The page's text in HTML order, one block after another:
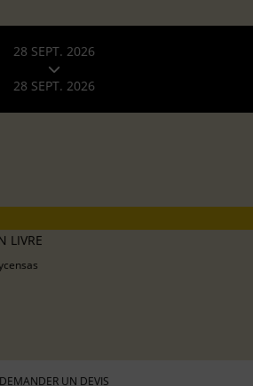
28 SEPT. 2026
28 SEPT. 2026
LIVRE
DEMANDER UN DEVIS